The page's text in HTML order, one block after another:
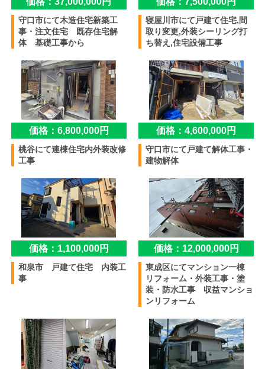
守口市にて木造住宅新築工
事・注文住宅 既存住宅解
体 基礎工事から
寝屋川市にて戸建て住宅,間
取り変更,外装シーリング打
ち替え,住宅設備工事
価格：6,800,000円
桃谷にて連棟住宅内外装改修
工事
価格：4,600,000円
守口市にて戸建て解体工事・
建物解体
価格：1,100,000円
和泉市 戸建て住宅 内装工
事
価格：12,000,000円
東成区にてマンション一棟
リフォーム・外装工事・塗
装・防水工事 収益マンショ
ンリフォーム